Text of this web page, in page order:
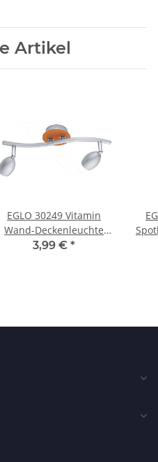
Artikel
EGLO 30249 Vitamin
Wand-Deckenleuchte
Lichtschiene Balken Spot
3,99 € *